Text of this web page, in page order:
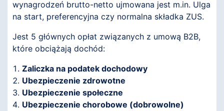
wynagrodzeń brutto-netto ujmowana jest m.in. Ulga
na start, preferencyjna czy normalna składka ZUS.
Jest 5 głównych opłat związanych z umową B2B,
które obciążają dochód:
Zaliczka na podatek dochodowy
Ubezpieczenie zdrowotne
Ubezpieczenie społeczne
Ubezpieczenie chorobowe (dobrowolne)